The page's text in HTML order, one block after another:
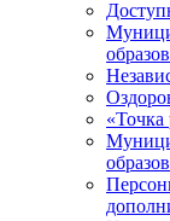
«Точка